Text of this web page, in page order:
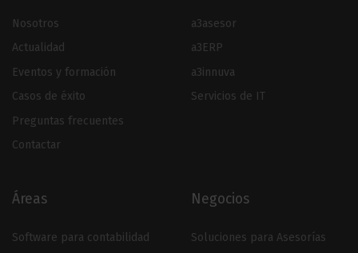
Nosotros
Actualidad
Eventos y formación
Casos de éxito
Preguntas frecuentes
Contactar
a3asesor
a3ERP
a3innuva
Servicios de IT
Áreas
Software para contabilidad
Negocios
Soluciones para Asesorías